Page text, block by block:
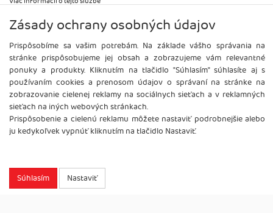
Copyright2026 ©Brel, s.r.o.
Zásady ochrany osobných údajov
Prispôsobíme sa vašim potrebám. Na základe vášho správania na
stránke prispôsobujeme jej obsah a zobrazujeme vám relevantné
ponuky a produkty. Kliknutím na tlačidlo "Súhlasím" súhlasíte aj s
používaním cookies a prenosom údajov o správaní na stránke na
zobrazovanie cielenej reklamy na sociálnych sieťach a v reklamných
sieťach na iných webových stránkach.
Prispôsobenie a cielenú reklamu môžete nastaviť podrobnejšie alebo
ju kedykoľvek vypnúť kliknutím na tlačidlo Nastaviť.
Súhlasím Nastaviť